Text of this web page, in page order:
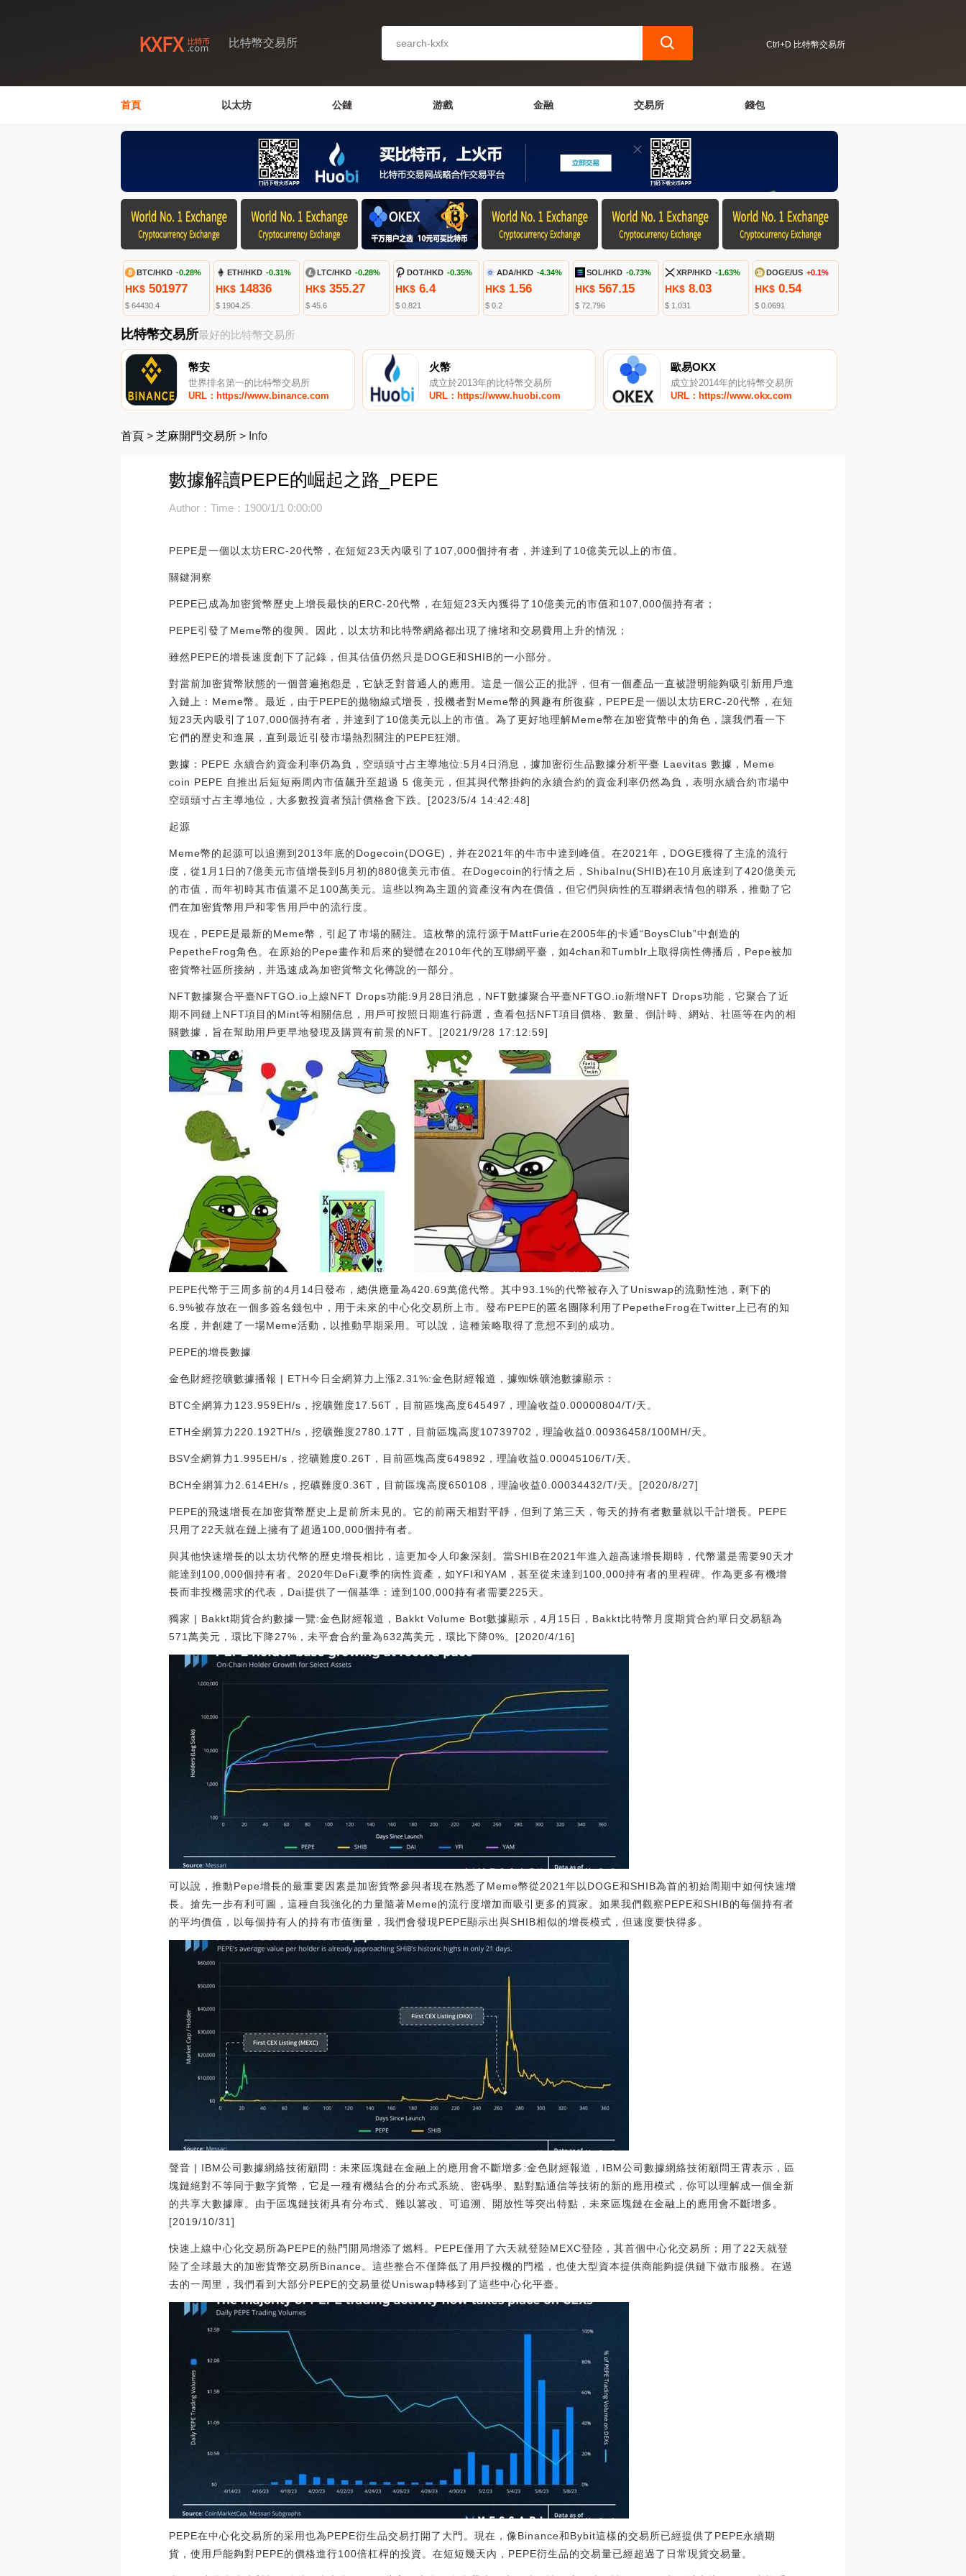
比特幣交易所 Ctrl+D 比特幣交易所
首頁 以太坊 公鏈 游戲 金融 交易所 錢包
BTC/HKD -0.28%
HK$ 501977
$ 64430.4
ETH/HKD -0.31%
HK$14836
$ 1904.25
LTC/HKD -0.28%
HK$355.27
$ 45.6
DOT/HKD -0.35%
HK$6.4
$ 0.821
ADA/HKD -4.34%
HK$1.56
$ 0.2
SOL/HKD -0.73%
HK$ 567.15
$ 72.796
XRP/HKD -1.63%
HK$ 8.03
$ 1.031
DOGE/US +0.1%
HK$ 0.54
$ 0.0691
比特幣交易所最好的比特幣交易所
幣安
世界排名第一的比特幣交易所
URL：https://www.binance.com
火幣
成立於2013年的比特幣交易所
URL：https://www.huobi.com
歐易OKX
成立於2014年的比特幣交易所
URL：https://www.okx.com
首頁 > 芝麻開門交易所 > Info
數據解讀PEPE的崛起之路_PEPE
Author：Time：1900/1/1 0:00:00
PEPE是一個以太坊ERC-20代幣，在短短23天內吸引了107,000個持有者，并達到了10億美元以上的市值。
關鍵洞察
PEPE已成為加密貨幣歷史上增長最快的ERC-20代幣，在短短23天內獲得了10億美元的市值和107,000個持有者；
PEPE引發了Meme幣的復興。因此，以太坊和比特幣網絡都出現了擁堵和交易費用上升的情況；
雖然PEPE的增長速度創下了記錄，但其估值仍然只是DOGE和SHIB的一小部分。
對當前加密貨幣狀態的一個普遍抱怨是，它缺乏對普通人的應用。這是一個公正的批評，但有一個產品一直被證明能夠吸引新用戶進
入鏈上：Meme幣。最近，由于PEPE的拋物線式增長，投機者對Meme幣的興趣有所復蘇，PEPE是一個以太坊ERC-20代幣，在短
短23天內吸引了107,000個持有者，并達到了10億美元以上的市值。為了更好地理解Meme幣在加密貨幣中的角色，讓我們看一下
它們的歷史和進展，直到最近引發市場熱烈關注的PEPE狂潮。
數據：PEPE 永續合約資金利率仍為負，空頭頭寸占主導地位:5月4日消息，據加密衍生品數據分析平臺 Laevitas 數據，Meme
coin PEPE 自推出后短短兩周內市值飆升至超過 5 億美元，但其與代幣掛鉤的永續合約的資金利率仍然為負，表明永續合約市場中
空頭頭寸占主導地位，大多數投資者預計價格會下跌。[2023/5/4 14:42:48]
起源
Meme幣的起源可以追溯到2013年底的Dogecoin(DOGE)，并在2021年的牛市中達到峰值。在2021年，DOGE獲得了主流的流行
度，從1月1日的7億美元市值增長到5月初的880億美元市值。在Dogecoin的行情之后，ShibaInu(SHIB)在10月底達到了420億美元
的市值，而年初時其市值還不足100萬美元。這些以狗為主題的資產沒有內在價值，但它們與病性的互聯網表情包的聯系，推動了它
們在加密貨幣用戶和零售用戶中的流行度。
現在，PEPE是最新的Meme幣，引起了市場的關注。這枚幣的流行源于MattFurie在2005年的卡通“BoysClub”中創造的
PepetheFrog角色。在原始的Pepe畫作和后來的變體在2010年代的互聯網平臺，如4chan和Tumblr上取得病性傳播后，Pepe被加
密貨幣社區所接納，并迅速成為加密貨幣文化傳說的一部分。
NFT數據聚合平臺NFTGO.io上線NFT Drops功能:9月28日消息，NFT數據聚合平臺NFTGO.io新增NFT Drops功能，它聚合了近
期不同鏈上NFT項目的Mint等相關信息，用戶可按照日期進行篩選，查看包括NFT項目價格、數量、倒計時、網站、社區等在內的相
關數據，旨在幫助用戶更早地發現及購買有前景的NFT。[2021/9/28 17:12:59]
PEPE代幣于三周多前的4月14日發布，總供應量為420.69萬億代幣。其中93.1%的代幣被存入了Uniswap的流動性池，剩下的
6.9%被存放在一個多簽名錢包中，用于未來的中心化交易所上市。發布PEPE的匿名團隊利用了PepetheFrog在Twitter上已有的知
名度，并創建了一場Meme活動，以推動早期采用。可以說，這種策略取得了意想不到的成功。
PEPE的增長數據
金色財經挖礦數據播報 | ETH今日全網算力上漲2.31%:金色財經報道，據蜘蛛礦池數據顯示：
BTC全網算力123.959EH/s，挖礦難度17.56T，目前區塊高度645497，理論收益0.00000804/T/天。
ETH全網算力220.192TH/s，挖礦難度2780.17T，目前區塊高度10739702，理論收益0.00936458/100MH/天。
BSV全網算力1.995EH/s，挖礦難度0.26T，目前區塊高度649892，理論收益0.00045106/T/天。
BCH全網算力2.614EH/s，挖礦難度0.36T，目前區塊高度650108，理論收益0.00034432/T/天。[2020/8/27]
PEPE的飛速增長在加密貨幣歷史上是前所未見的。它的前兩天相對平靜，但到了第三天，每天的持有者數量就以千計增長。PEPE
只用了22天就在鏈上擁有了超過100,000個持有者。
與其他快速增長的以太坊代幣的歷史增長相比，這更加令人印象深刻。當SHIB在2021年進入超高速增長期時，代幣還是需要90天才
能達到100,000個持有者。2020年DeFi夏季的病性資產，如YFI和YAM，甚至從未達到100,000持有者的里程碑。作為更多有機增
長而非投機需求的代表，Dai提供了一個基準：達到100,000持有者需要225天。
獨家 | Bakkt期貨合約數據一覽:金色財經報道，Bakkt Volume Bot數據顯示，4月15日，Bakkt比特幣月度期貨合約單日交易額為
571萬美元，環比下降27%，未平倉合約量為632萬美元，環比下降0%。[2020/4/16]
可以說，推動Pepe增長的最重要因素是加密貨幣參與者現在熟悉了Meme幣從2021年以DOGE和SHIB為首的初始周期中如何快速增
長。搶先一步有利可圖，這種自我強化的力量隨著Meme的流行度增加而吸引更多的買家。如果我們觀察PEPE和SHIB的每個持有者
的平均價值，以每個持有人的持有市值衡量，我們會發現PEPE顯示出與SHIB相似的增長模式，但速度要快得多。
聲音 | IBM公司數據網絡技術顧問：未來區塊鏈在金融上的應用會不斷增多:金色財經報道，IBM公司數據網絡技術顧問王霄表示，區
塊鏈絕對不等同于數字貨幣，它是一種有機結合的分布式系統、密碼學、點對點通信等技術的新的應用模式，你可以理解成一個全新
的共享大數據庫。由于區塊鏈技術具有分布式、難以篡改、可追溯、開放性等突出特點，未來區塊鏈在金融上的應用會不斷增多。
[2019/10/31]
快速上線中心化交易所為PEPE的熱門開局增添了燃料。PEPE僅用了六天就登陸MEXC登陸，其首個中心化交易所；用了22天就登
陸了全球最大的加密貨幣交易所Binance。這些整合不僅降低了用戶投機的門檻，也使大型資本提供商能夠提供鏈下做市服務。在過
去的一周里，我們看到大部分PEPE的交易量從Uniswap轉移到了這些中心化平臺。
PEPE在中心化交易所的采用也為PEPE衍生品交易打開了大門。現在，像Binance和Bybit這樣的交易所已經提供了PEPE永續期
貨，使用戶能夠對PEPE的價格進行100倍杠桿的投資。在短短幾天內，PEPE衍生品的交易量已經超過了日常現貨交易量。